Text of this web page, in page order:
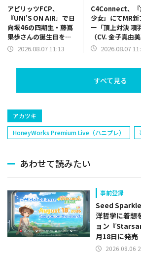
アピリッツFCP、
『UNI'S ON AIR』で日
向坂46の四期生・藤嶌
果歩さんの誕生日を記
念した「誕生日限定バ
2026.08.07 11:13
C4Connect、『
少女』にてMR新
ー「頂上対決 項
（CV. 金子真由
が本日正午より
2026.08.07
すべて見る
アカツキ
HoneyWorks Premium Live（ハニプレ）
あわせて読みたい
事前登録
Seed
洋哲学に着想
ョン『
月18日に発売
2026.08.06